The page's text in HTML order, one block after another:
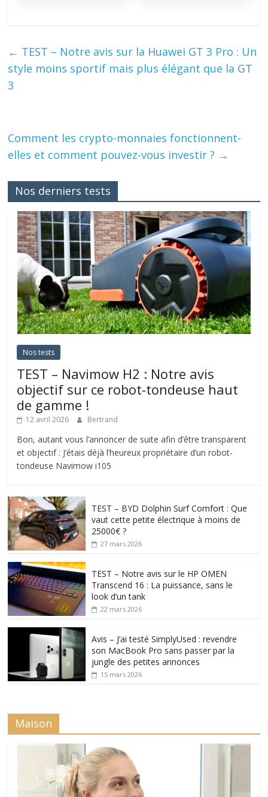
← TEST – Notre avis sur la Huawei GT 3 Pro : Un
style moins sportif mais plus élégant que la GT
3
Comment les crypto-monnaies fonctionnent-
elles et comment pouvez-vous investir ? →
Nos derniers tests
Nos tests
TEST – Navimow H2 : Notre avis
objectif sur ce robot-tondeuse haut
de gamme !
12 avril 2026 Bertrand
Bon, autant vous l’annoncer de suite afin d’être transparent
et objectif : J’étais déjà l’heureux propriétaire d’un robot-
tondeuse Navimow i105
TEST – BYD Dolphin Surf Comfort : Que
vaut cette petite électrique à moins de
25000€ ?
27 mars 2026
TEST – Notre avis sur le HP OMEN
Transcend 16 : La puissance, sans le
look d’un tank
22 mars 2026
Avis – J’ai testé SimplyUsed : revendre
son MacBook Pro sans passer par la
jungle des petites annonces
15 mars 2026
Maison